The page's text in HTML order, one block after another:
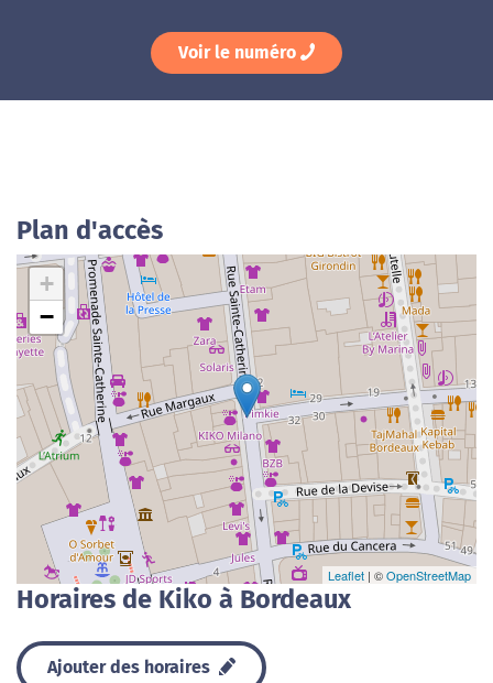
Voir le numéro
Plan d'accès
+
−
Leaflet | ©OpenStreetMap
Horaires de Kiko à Bordeaux
Ajouter des horaires